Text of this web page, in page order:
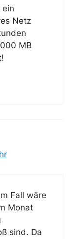
ein
Netz
MB
Fall wäre
Monat
sind. Da